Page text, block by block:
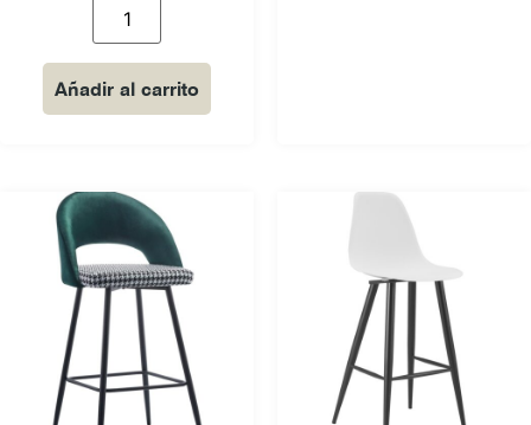
Añadir al carrito